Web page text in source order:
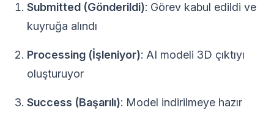
Submitted (Gönderildi): Görev kabul edildi ve
kuyruğa alındı
Processing (İşleniyor): AI modeli 3D çıktıyı
oluşturuyor
Success (Başarılı): Model indirilmeye hazır